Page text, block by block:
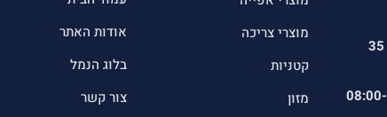
כתובתינו : שדרות הרכס 35
08:00-
מוצרי צריכה
קטניות
מזון
אודות האתר
בלוג הנמל
צור קשר